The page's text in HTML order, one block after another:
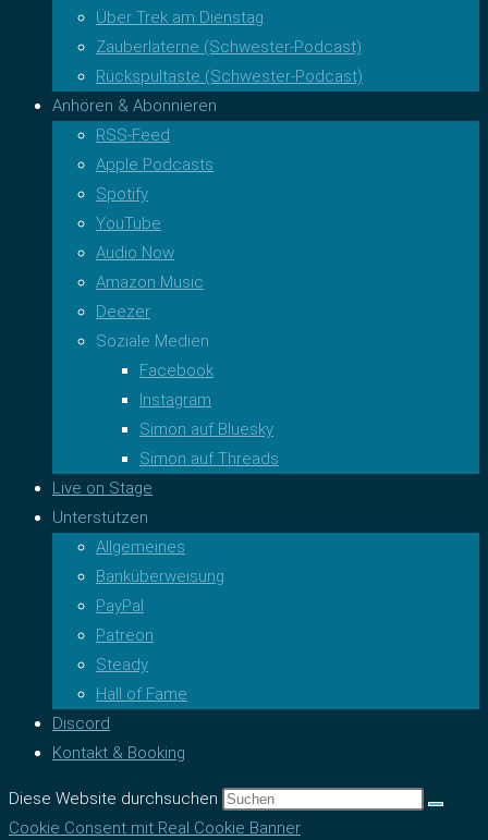
Über Trek am Dienstag
Zauberlaterne (Schwester-Podcast)
Rückspultaste (Schwester-Podcast)
Anhören & Abonnieren
RSS-Feed
Apple Podcasts
Spotify
YouTube
Audio Now
Amazon Music
Deezer
Soziale Medien
Facebook
Instagram
Simon auf Bluesky
Simon auf Threads
Live on Stage
Unterstützen
Allgemeines
Banküberweisung
PayPal
Patreon
Steady
Hall of Fame
Discord
Kontakt & Booking
Diese Website durchsuchen
Cookie Consent mit Real Cookie Banner